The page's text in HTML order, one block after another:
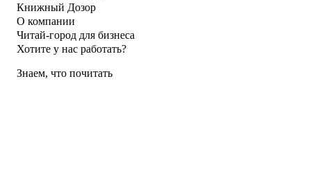
Книжный Дозор
О компании
Читай-город для бизнеса
Хотите у нас работать?
Знаем, что почитать